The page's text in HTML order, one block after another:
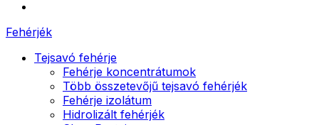
Fehérjék
Tejsavó fehérje
Fehérje koncentrátumok
Több összetevőjű tejsavó fehérjék
Fehérje izolátum
Hidrolizált fehérjék